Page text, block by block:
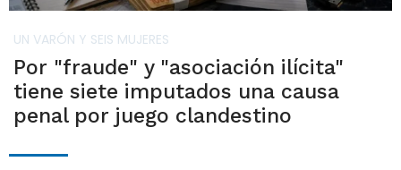
UN VARÓN Y SEIS MUJERES
Por "fraude" y "asociación ilícita"
tiene siete imputados una causa
penal por juego clandestino